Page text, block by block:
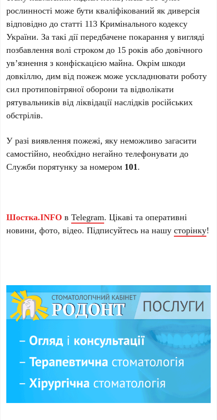
рослинності може бути кваліфікований як диверсія
відповідно до статті 113 Кримінального кодексу
України. За такі дії передбачене покарання у вигляді
позбавлення волі строком до 15 років або довічного
ув’язнення з конфіскацією майна. Окрім шкоди
довкіллю, дим від пожеж може ускладнювати роботу
сил протиповітряної оборони та відволікати
рятувальників від ліквідації наслідків російських
обстрілів.
У разі виявлення пожежі, яку неможливо загасити
самостійно, необхідно негайно телефонувати до
Служби порятунку за номером 101.
Шостка.INFO вTelegram. Цікаві та оперативні
новини, фото, відео. Підписуйтесь на нашусторінку!